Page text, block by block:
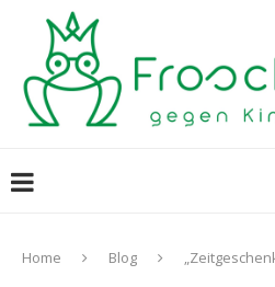
Home Blog